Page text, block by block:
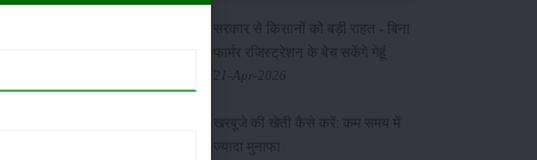
वह
और
सरकार से किसानों को बड़ी राहत - बिना
फार्मर रजिस्ट्रेशन के बेच सकेंगे गेहूं
21-Apr-2026
खरबूजे की खेती कैसे करें: कम समय में
ज्यादा मुनाफा